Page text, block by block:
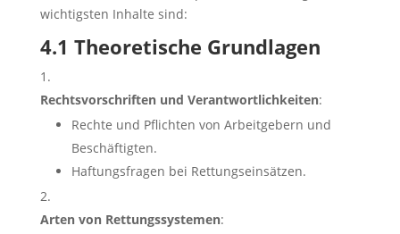
wichtigsten Inhalte sind:
4.1 Theoretische Grundlagen
Rechtsvorschriften und Verantwortlichkeiten:
Rechte und Pflichten von Arbeitgebern und
Beschäftigten.
Haftungsfragen bei Rettungseinsätzen.
Arten von Rettungssystemen: